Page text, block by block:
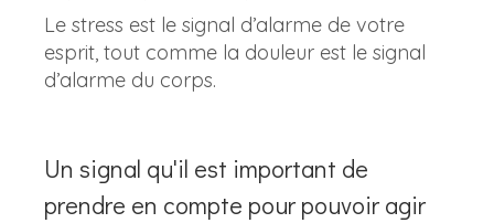
Le stress est le signal d’alarme de votre
esprit, tout comme la douleur est le signal
d’alarme du corps.
Un signal qu'il est important de
prendre en compte pour pouvoir agir